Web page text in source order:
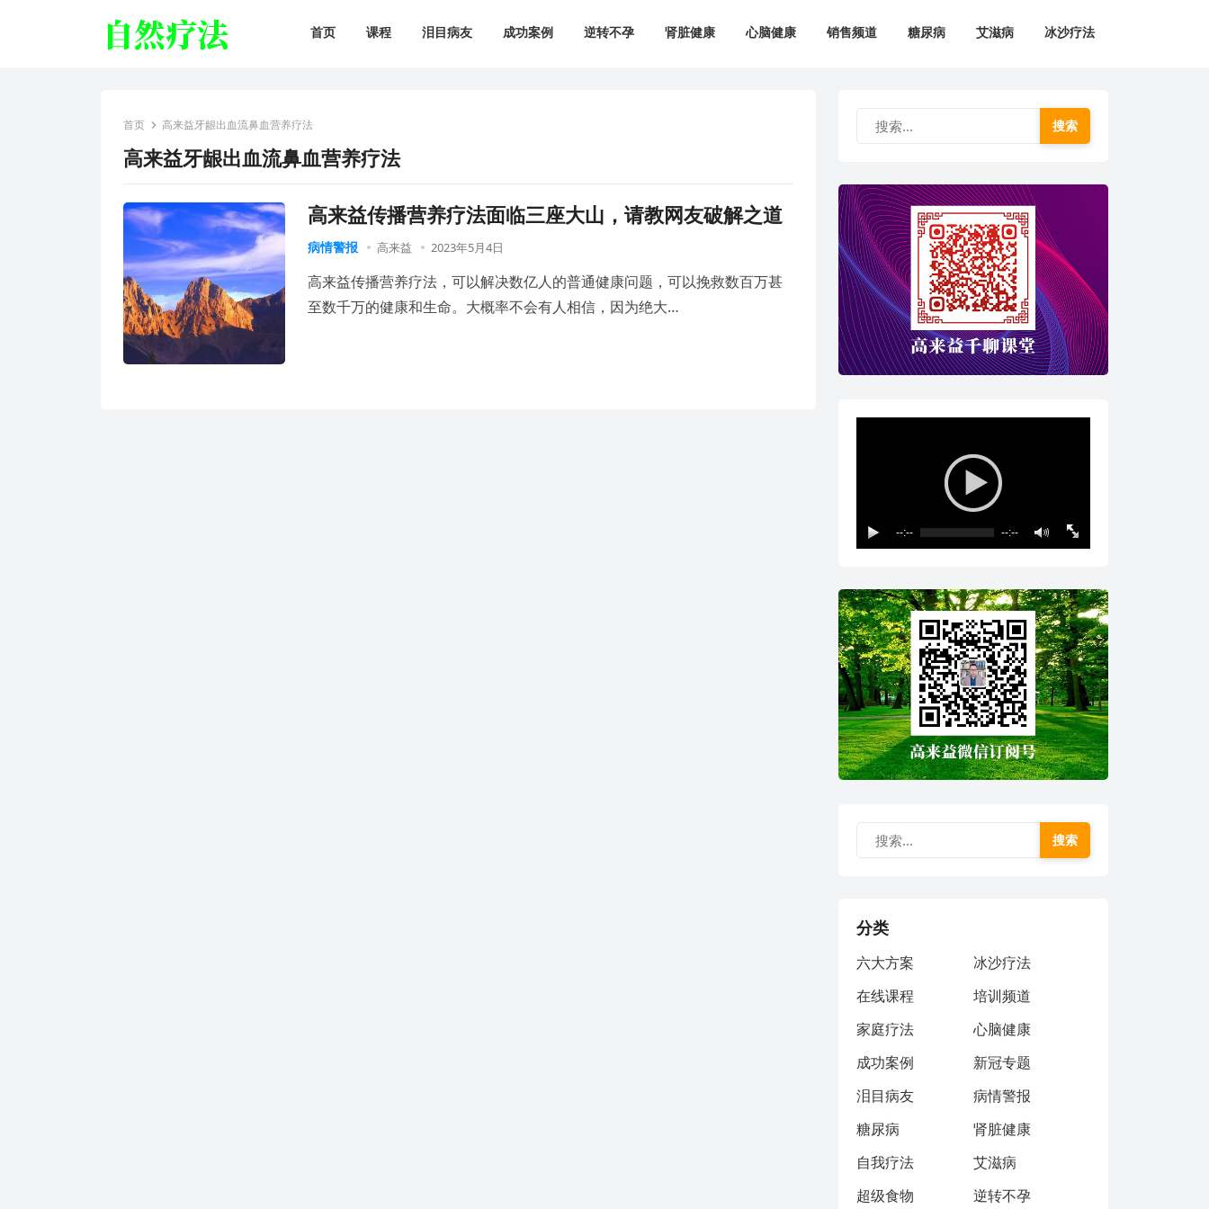
首页 课程 泪目病友 成功案例 逆转不孕 肾脏健康 心脑健康 销售频道 糖尿病 艾滋病 冰沙疗法
首页 高来益牙龈出血流鼻血营养疗法
高来益牙龈出血流鼻血营养疗法
高来益传播营养疗法面临三座大山，请教网友破解之道
病情警报 高来益 2023年5月4日
高来益传播营养疗法，可以解决数亿人的普通健康问题，可以挽救数百万甚
至数千万的健康和生命。大概率不会有人相信，因为绝大…
搜索
--:-- --:--
搜索
分类
六大方案
冰沙疗法
在线课程
培训频道
家庭疗法
心脑健康
成功案例
新冠专题
泪目病友
病情警报
糖尿病
肾脏健康
自我疗法
艾滋病
超级食物
逆转不孕